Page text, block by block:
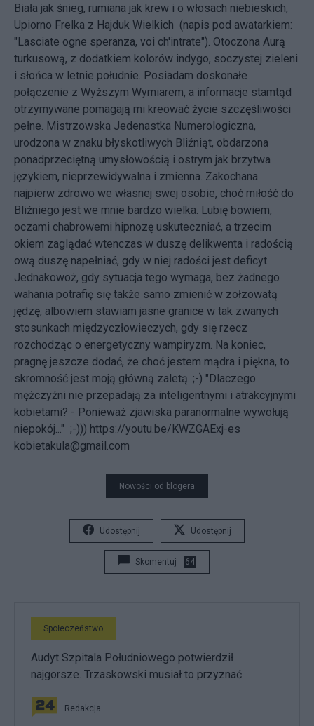
Biała jak śnieg, rumiana jak krew i o włosach niebieskich,
Upiorno Frelka z Hajduk Wielkich (napis pod awatarkiem:
"Lasciate ogne speranza, voi ch'intrate"). Otoczona Aurą
turkusową, z dodatkiem kolorów indygo, soczystej zieleni
i słońca w letnie południe. Posiadam doskonałe
połączenie z Wyższym Wymiarem, a informacje stamtąd
otrzymywane pomagają mi kreować życie szczęśliwości
pełne. Mistrzowska Jedenastka Numerologiczna,
urodzona w znaku błyskotliwych Bliźniąt, obdarzona
ponadprzeciętną umysłowością i ostrym jak brzytwa
językiem, nieprzewidywalna i zmienna. Zakochana
najpierw zdrowo we własnej swej osobie, choć miłość do
Bliźniego jest we mnie bardzo wielka. Lubię bowiem,
oczami chabrowemi hipnozę uskuteczniać, a trzecim
okiem zaglądać wtenczas w duszę delikwenta i radością
ową duszę napełniać, gdy w niej radości jest deficyt.
Jednakowoż, gdy sytuacja tego wymaga, bez żadnego
wahania potrafię się także samo zmienić w zołzowatą
jędzę, albowiem stawiam jasne granice w tak zwanych
stosunkach międzyczłowieczych, gdy się rzecz
rozchodząc o energetyczny wampiryzm. Na koniec,
pragnę jeszcze dodać, że choć jestem mądra i piękna, to
skromność jest moją główną zaletą. ;-) "Dlaczego
mężczyźni nie przepadają za inteligentnymi i atrakcyjnymi
kobietami? - Ponieważ zjawiska paranormalne wywołują
niepokój..." ;-))) https://youtu.be/KWZGAExj-es
kobietakula@gmail.com
Nowości od blogera
Udostępnij Udostępnij
Skomentuj 64
Społeczeństwo
Audyt Szpitala Południowego potwierdził
najgorsze. Trzaskowski musiał to przyznać
Redakcja